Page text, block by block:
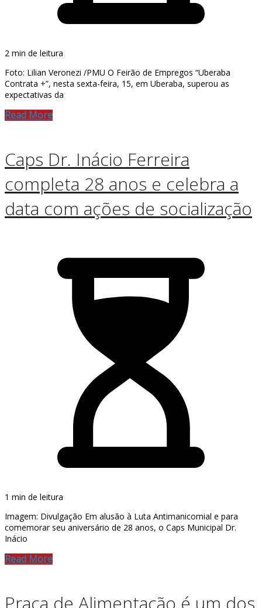
2 min de leitura
Foto: Lilian Veronezi /PMU O Feirão de Empregos “Uberaba
Contrata +”, nesta sexta-feira, 15, em Uberaba, superou as
expectativas da
Read More
Caps Dr. Inácio Ferreira
completa 28 anos e celebra a
data com ações de socialização
1 min de leitura
Imagem: Divulgação Em alusão à Luta Antimanicomial e para
comemorar seu aniversário de 28 anos, o Caps Municipal Dr.
Inácio
Read More
Praça de Alimentação é um dos